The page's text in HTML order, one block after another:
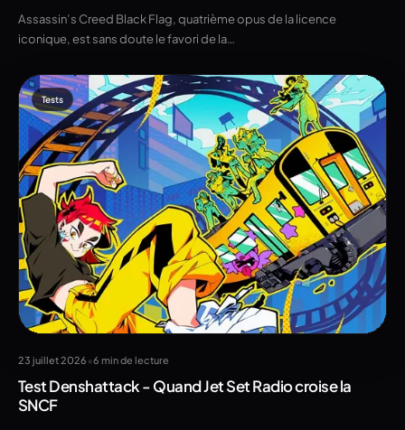
Assassin’s Creed Black Flag, quatrième opus de la licence
iconique, est sans doute le favori de la…
Tests
23 juillet 2026 •6 min de lecture
Test Denshattack - Quand Jet Set Radio croise la
SNCF